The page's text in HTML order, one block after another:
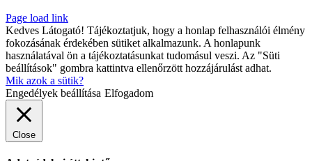
Page load link
Kedves Látogató! Tájékoztatjuk, hogy a honlap felhasználói élmény
fokozásának érdekében sütiket alkalmazunk. A honlapunk
használatával ön a tájékoztatásunkat tudomásul veszi. Az "Süti
beállítások" gombra kattintva ellenőrzött hozzájárulást adhat.
Mik azok a sütik?
Engedélyek beállítása Elfogadom
Close